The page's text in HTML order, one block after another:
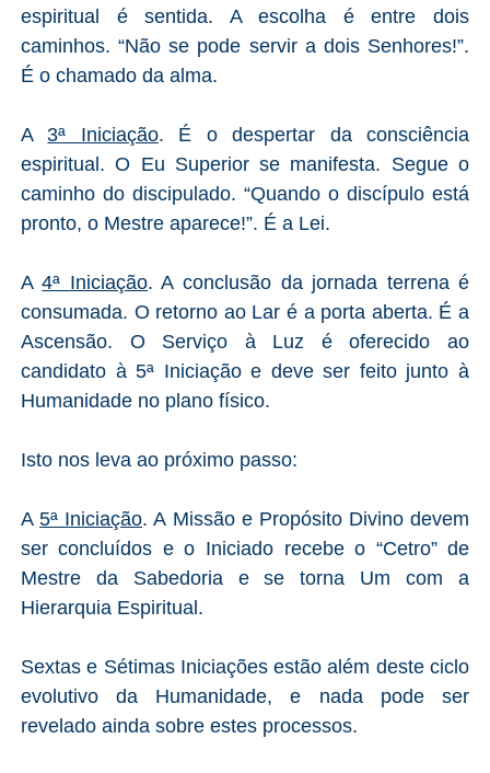
espiritual é sentida. A escolha é entre dois
caminhos. “Não se pode servir a dois Senhores!”.
É o chamado da alma.
A3ª Iniciação. É o despertar da consciência
espiritual. O Eu Superior se manifesta. Segue o
caminho do discipulado. “Quando o discípulo está
pronto, o Mestre aparece!”. É a Lei.
A4ª Iniciação. A conclusão da jornada terrena é
consumada. O retorno ao Lar é a porta aberta. É a
Ascensão. O Serviço à Luz é oferecido ao
candidato à 5ª Iniciação e deve ser feito junto à
Humanidade no plano físico.
Isto nos leva ao próximo passo:
A5ª Iniciação. A Missão e Propósito Divino devem
ser concluídos e o Iniciado recebe o “Cetro” de
Mestre da Sabedoria e se torna Um com a
Hierarquia Espiritual.
Sextas e Sétimas Iniciações estão além deste ciclo
evolutivo da Humanidade, e nada pode ser
revelado ainda sobre estes processos.